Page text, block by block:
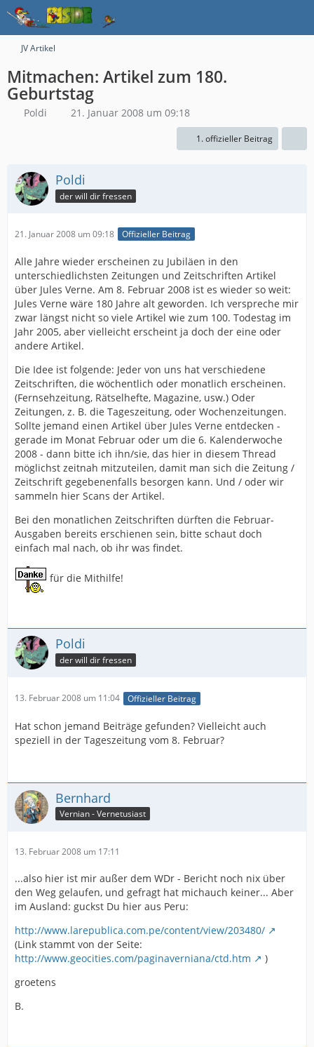
JV Artikel
Mitmachen: Artikel zum 180.
Geburtstag
Poldi 21. Januar 2008 um 09:18
1. offizieller Beitrag
Poldi
der will dir fressen
21. Januar 2008 um 09:18 Offizieller Beitrag
Alle Jahre wieder erscheinen zu Jubiläen in den
unterschiedlichsten Zeitungen und Zeitschriften Artikel
über Jules Verne. Am 8. Februar 2008 ist es wieder so weit:
Jules Verne wäre 180 Jahre alt geworden. Ich verspreche mir
zwar längst nicht so viele Artikel wie zum 100. Todestag im
Jahr 2005, aber vielleicht erscheint ja doch der eine oder
andere Artikel.
Die Idee ist folgende: Jeder von uns hat verschiedene
Zeitschriften, die wöchentlich oder monatlich erscheinen.
(Fernsehzeitung, Rätselhefte, Magazine, usw.) Oder
Zeitungen, z. B. die Tageszeitung, oder Wochenzeitungen.
Sollte jemand einen Artikel über Jules Verne entdecken -
gerade im Monat Februar oder um die 6. Kalenderwoche
2008 - dann bitte ich ihn/sie, das hier in diesem Thread
möglichst zeitnah mitzuteilen, damit man sich die Zeitung /
Zeitschrift gegebenenfalls besorgen kann. Und / oder wir
sammeln hier Scans der Artikel.
Bei den monatlichen Zeitschriften dürften die Februar-
Ausgaben bereits erschienen sein, bitte schaut doch
einfach mal nach, ob ihr was findet.
für die Mithilfe!
Poldi
der will dir fressen
13. Februar 2008 um 11:04 Offizieller Beitrag
Hat schon jemand Beiträge gefunden? Vielleicht auch
speziell in der Tageszeitung vom 8. Februar?
Bernhard
Vernian - Vernetusiast
13. Februar 2008 um 17:11
...also hier ist mir außer dem WDr - Bericht noch nix über
den Weg gelaufen, und gefragt hat michauch keiner... Aber
im Ausland: guckst Du hier aus Peru:
http://www.larepublica.com.pe/content/view/203480/
(Link stammt von der Seite:
http://www.geocities.com/paginaverniana/ctd.htm
)
groetens
B.